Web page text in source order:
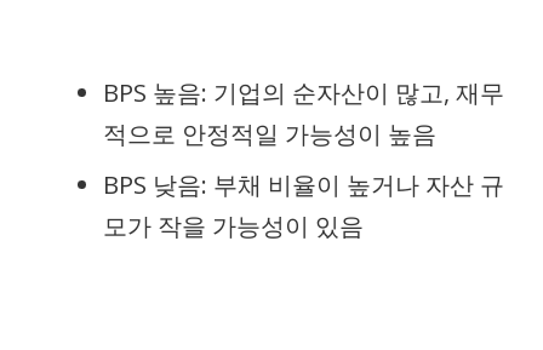
BPS 높음: 기업의 순자산이 많고, 재무
적으로 안정적일 가능성이 높음
BPS 낮음: 부채 비율이 높거나 자산 규
모가 작을 가능성이 있음